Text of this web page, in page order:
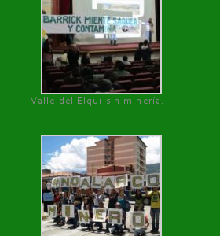
Valle del Elqui sin minería.